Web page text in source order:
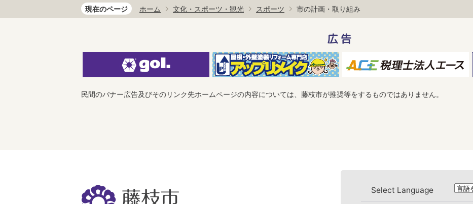
現在のページ ホーム 文化・スポーツ・観光 スポーツ 市の計画・取り組み
広告
民間のバナー広告及びそのリンク先ホームページの内容については、藤枝市が推奨等をするものではありません。
藤
枝
Select Language